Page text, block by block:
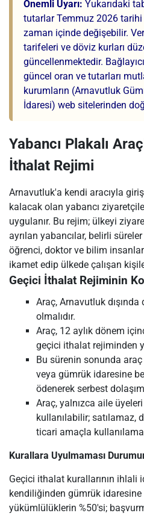
Önemli Uyarı: Yukarıdaki
tutarlar Temmuz 2026 tarihi
zaman içinde değişebilir.
tarifeleri ve döviz kurları
güncellenmektedir.
güncel oran ve tutarları
kurumların (Arnavutluk
İdaresi) web sitelerinden
Yabancı Plakalı
İthalat Rejimi
Arnavutluk'a kendi aracıyla
kalacak olan yabancı
uygulanır. Bu rejim; ülkeyi
ayrılan yabancılar, belirli
öğrenci, doktor ve bilim
ikamet edip ülkede çalışan
Geçici İthalat Rejiminin
Araç, Arnavutluk
olmalıdır.
Araç, 12 aylık dönem
geçici ithalat rejiminden
Bu sürenin sonunda araç
veya gümrük idaresine
ödenerek serbest
Araç, yalnızca aile
kullanılabilir; satılamaz,
ticari amaçla
Kurallara Uyulmaması
Geçici ithalat kurallarının ihlali
kendiliğinden gümrük
yükümlülüklerin %50'si;